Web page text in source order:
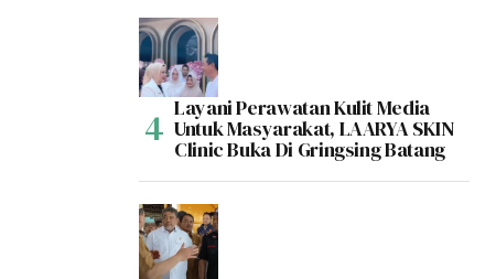
Layani Perawatan Kulit Media
Untuk Masyarakat, LAARYA SKIN
Clinic Buka Di Gringsing Batang